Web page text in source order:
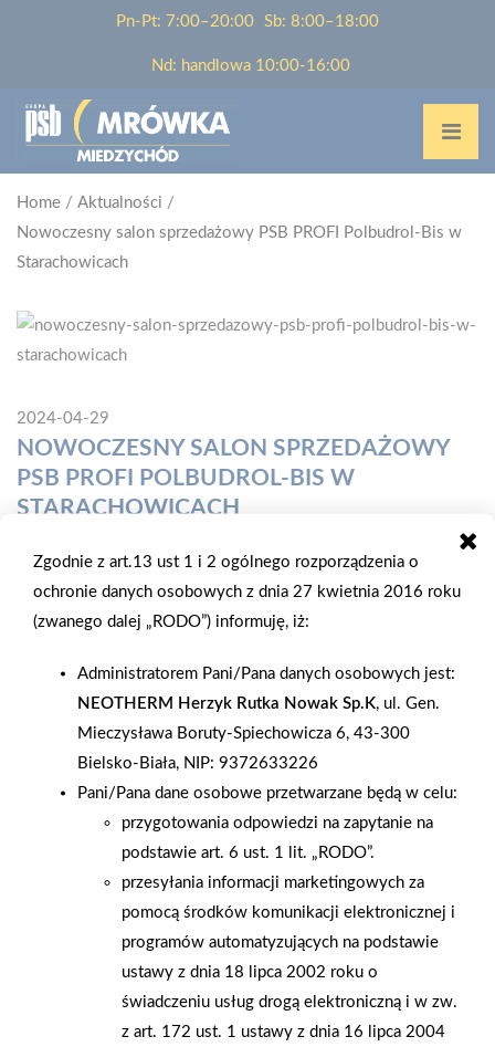
Pn-Pt: 7:00–20:00 Sb: 8:00–18:00
Nd: handlowa 10:00-16:00
Home / Aktualności /
Nowoczesny salon sprzedażowy PSB PROFI Polbudrol-Bis w
Starachowicach
2024-04-29
NOWOCZESNY SALON SPRZEDAŻOWY
PSB PROFI POLBUDROL-BIS W
STARACHOWICACH
Remont salonu sprzedażowego PSB PROFI Polbudrol-Bis
został ukończony. Wspólnie z architektem wnętrz
zaprojektowaliśmy nowoczesną i profesjonalną przestrzeń,
Zgodnie z art.13 ust 1 i 2 ogólnego rozporządzenia o
ochronie danych osobowych z dnia 27 kwietnia 2016 roku
(zwanego dalej „RODO”) informuję, iż:
Administratorem Pani/Pana danych osobowych jest:
NEOTHERM Herzyk Rutka Nowak Sp.K, ul. Gen.
Mieczysława Boruty-Spiechowicza 6, 43-300
Bielsko-Biała, NIP: 9372633226
Pani/Pana dane osobowe przetwarzane będą w celu:
przygotowania odpowiedzi na zapytanie na
podstawie art. 6 ust. 1 lit. „RODO”.
przesyłania informacji marketingowych za
pomocą środków komunikacji elektronicznej i
programów automatyzujących na podstawie
ustawy z dnia 18 lipca 2002 roku o
świadczeniu usług drogą elektroniczną i w zw.
z art. 172 ust. 1 ustawy z dnia 16 lipca 2004